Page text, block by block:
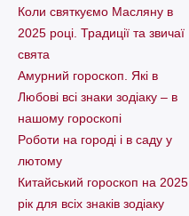
Коли святкуємо Масляну в
2025 році. Традиції та звичаї
свята
Амурний гороскоп. Які в
Любові всі знаки зодіаку – в
нашому гороскопі
Pоботи на городі і в саду у
лютому
Китайський гороскоп на 2025
рік для всіх знаків зодіаку